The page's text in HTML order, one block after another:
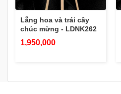
Lẵng hoa và trái cây
chúc mừng - LDNK262
1,950,000